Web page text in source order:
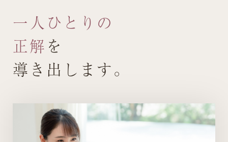
一人ひとりの
正解 を
導き出します。